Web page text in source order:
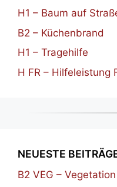
H1 – Baum auf
B2 – Küchenbrand
H1 – Tragehilfe
H FR – Hilfeleistung
NEUESTE
B2 VEG –